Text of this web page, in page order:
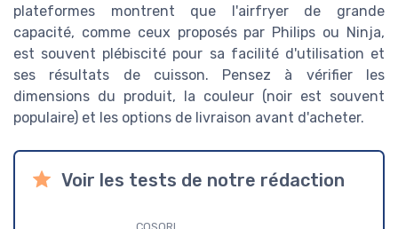
plateformes montrent que l'airfryer de grande
capacité, comme ceux proposés par Philips ou Ninja,
est souvent plébiscité pour sa facilité d'utilisation et
ses résultats de cuisson. Pensez à vérifier les
dimensions du produit, la couleur (noir est souvent
populaire) et les options de livraison avant d'acheter.
Voir les tests de notre rédaction